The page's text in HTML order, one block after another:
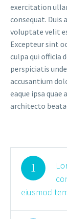
exercitation
consequat. Duis
voluptate velit
Excepteur sint
culpa qui officia
perspiciatis
accusantium
eaque ipsa
architecto
1
eiusmod